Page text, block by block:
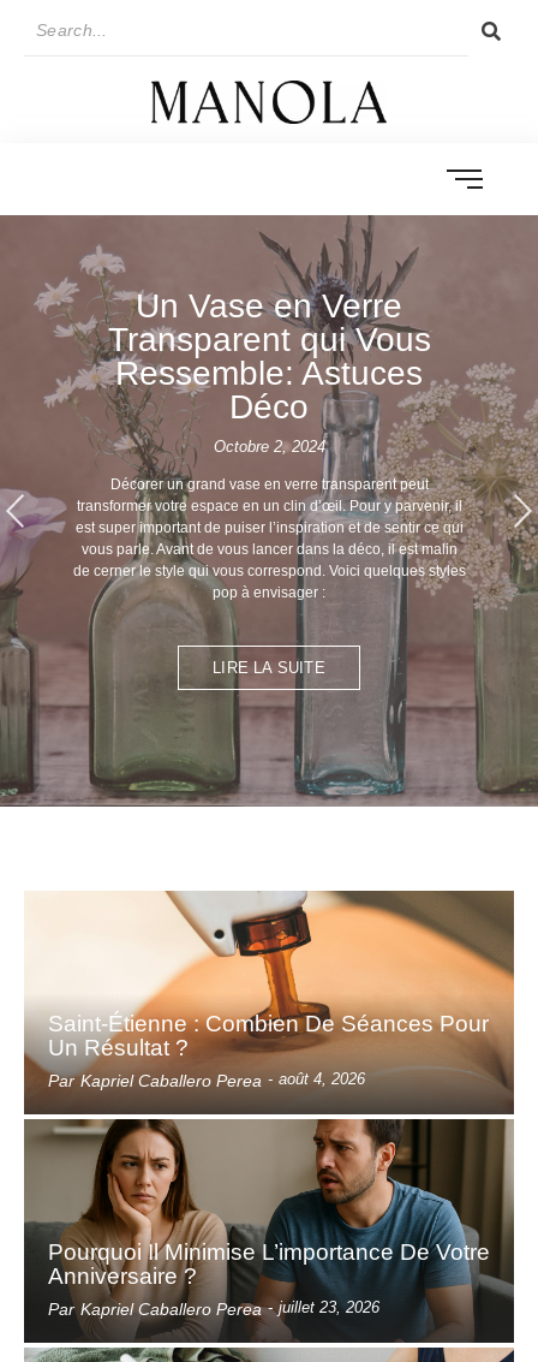
Un Vase en Verre
Transparent qui Vous
Ressemble: Astuces
Déco
Octobre 2, 2024
Décorer un grand vase en verre transparent peut
transformer votre espace en un clin d’œil. Pour y parvenir, il
est super important de puiser l’inspiration et de sentir ce qui
vous parle. Avant de vous lancer dans la déco, il est malin
de cerner le style qui vous correspond. Voici quelques styles
pop à envisager :
LIRE LA SUITE
Saint-Étienne : Combien De Séances Pour
Un Résultat ?
Par Kapriel Caballero Perea - août 4, 2026
Pourquoi Il Minimise L’importance De Votre
Anniversaire ?
Par Kapriel Caballero Perea - juillet 23, 2026